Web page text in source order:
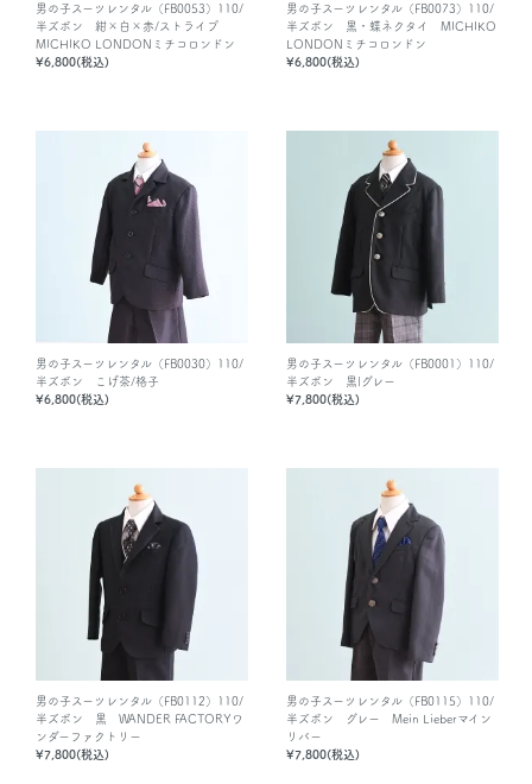
男の子スーツレンタル（FB0053）110/
半ズボン 紺×白×赤/ストライプ
MICHIKO LONDONミチコロンドン
¥6,800(税込)
男の子スーツレンタル（FB0073）110/
半ズボン 黒・蝶ネクタイ MICHIKO
LONDONミチコロンドン
¥6,800(税込)
男の子スーツレンタル（FB0030）110/
半ズボン こげ茶/格子
¥6,800(税込)
男の子スーツレンタル（FB0001）110/
半ズボン 黒|グレー
¥7,800(税込)
男の子スーツレンタル（FB0112）110/
半ズボン 黒 WANDER FACTORYワ
ンダーファクトリー
¥7,800(税込)
男の子スーツレンタル（FB0115）110/
半ズボン グレー Mein Lieberマイン
リバー
¥7,800(税込)